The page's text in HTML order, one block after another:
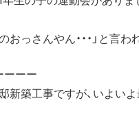
さんやん・・・」と言わ
ーーー
新築工事ですが、いよい